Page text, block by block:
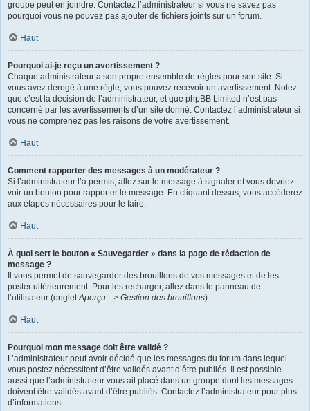
groupe peut en joindre. Contactez l’administrateur si vous ne savez pas
pourquoi vous ne pouvez pas ajouter de fichiers joints sur un forum.
Haut
Pourquoi ai-je reçu un avertissement ?
Chaque administrateur a son propre ensemble de règles pour son site. Si
vous avez dérogé à une règle, vous pouvez recevoir un avertissement. Notez
que c’est la décision de l’administrateur, et que phpBB Limited n’est pas
concerné par les avertissements d’un site donné. Contactez l’administrateur si
vous ne comprenez pas les raisons de votre avertissement.
Haut
Comment rapporter des messages à un modérateur ?
Si l’administrateur l’a permis, allez sur le message à signaler et vous devriez
voir un bouton pour rapporter le message. En cliquant dessus, vous accéderez
aux étapes nécessaires pour le faire.
Haut
À quoi sert le bouton « Sauvegarder » dans la page de rédaction de
message ?
Il vous permet de sauvegarder des brouillons de vos messages et de les
poster ultérieurement. Pour les recharger, allez dans le panneau de
l’utilisateur (ongletAperçu --> Gestion des brouillons).
Haut
Pourquoi mon message doit être validé ?
L’administrateur peut avoir décidé que les messages du forum dans lequel
vous postez nécessitent d’être validés avant d’être publiés. Il est possible
aussi que l’administrateur vous ait placé dans un groupe dont les messages
doivent être validés avant d’être publiés. Contactez l’administrateur pour plus
d’informations.